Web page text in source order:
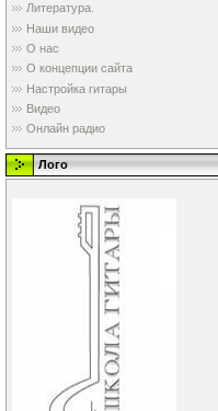
Литература.
Наши видео
О нас
О концепции сайта
Настройка гитары
Видео
Онлайн радио
Лого